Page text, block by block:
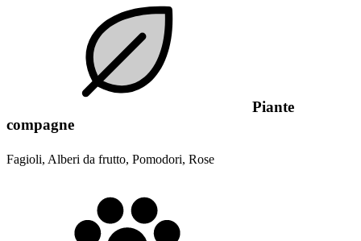
Piante
compagne
Fagioli, Alberi da frutto, Pomodori, Rose